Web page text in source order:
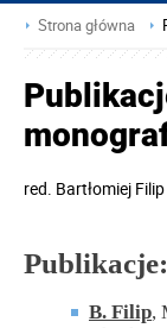
Strona główna
red. Bartłomiej Filip
Publikacje:
B. Filip,